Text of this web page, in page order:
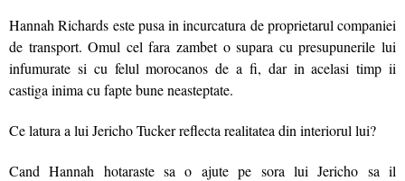
Hannah Richards este pusa in incurcatura de proprietarul companiei
de transport. Omul cel fara zambet o supara cu presupunerile lui
infumurate si cu felul morocanos de a fi, dar in acelasi timp ii
castiga inima cu fapte bune neasteptate.
Ce latura a lui Jericho Tucker reflecta realitatea din interiorul lui?
Cand Hannah hotaraste sa o ajute pe sora lui Jericho sa il